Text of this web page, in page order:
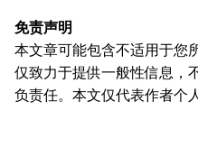
免责声明
本文章可能包含不适用于您
仅致力于提供一般性信息，
负责任。本文仅代表作者个
本文无意提供以下任何建议